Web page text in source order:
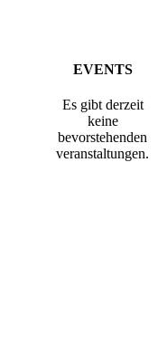
EVENTS
Es gibt derzeit
keine
bevorstehenden
veranstaltungen.